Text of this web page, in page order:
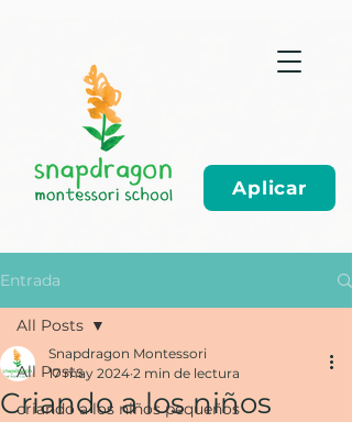
Aplicar
Entrada
All Posts
criando a los niños pequeños
All Posts
Criando a los niños
Snapdragon Montessori
17 may 2024 2 min de lectura